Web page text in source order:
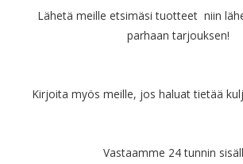
Lähetä meille etsimäsi tuotteet niin
parhaan tarjouksen!
Kirjoita myös meille, jos haluat tietää
Vastaamme 24 tunnin